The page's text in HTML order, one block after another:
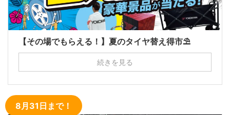
【その場でもらえる！】夏のタイヤ替え得市⛱
続きを見る
8月31日まで！